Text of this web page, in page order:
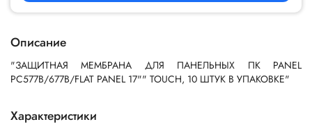
Описание
"ЗАЩИТНАЯ МЕМБРАНА ДЛЯ ПАНЕЛЬНЫХ ПК PANEL
PC577B/677B/FLAT PANEL 17"" TOUCH, 10 ШТУК В УПАКОВКЕ"
Характеристики